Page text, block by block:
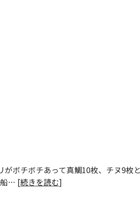
ボチボチあって真鯛10枚、チヌ9枚
船… [続きを読む]